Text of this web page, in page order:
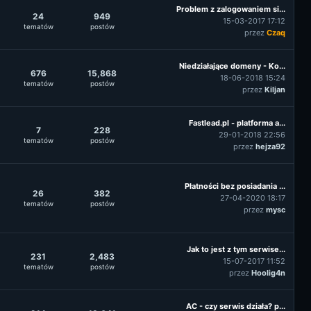
24
tematów
949
postów
Problem z zalogowaniem si...
15-03-2017 17:12
przez Czaq
676
tematów
15,868
postów
Niedziałające domeny - Ko...
18-06-2018 15:24
przez Kiljan
7
tematów
228
postów
Fastlead.pl - platforma a...
29-01-2018 22:56
przez hejza92
26
tematów
382
postów
Płatności bez posiadania ...
27-04-2020 18:17
przez mysc
231
tematów
2,483
postów
Jak to jest z tym serwise...
15-07-2017 11:52
przez Hoolig4n
AC - czy serwis działa? p...